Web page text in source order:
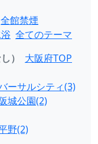
全館禁煙
全てのテーマ
）
大阪府TOP
ーサルシティ(3)
城公園(2)
野(2)